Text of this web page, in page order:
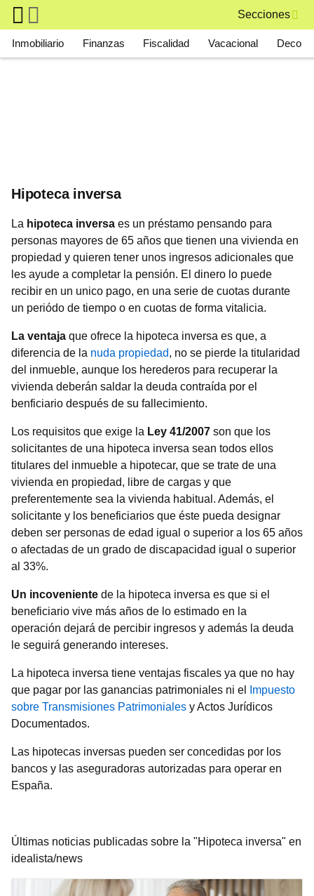
Skip to main content
Secciones
Main navigation
Inmobiliario Finanzas Fiscalidad Vacacional Deco
Hipoteca inversa
La hipoteca inversa es un préstamo pensando para
personas mayores de 65 años que tienen una vivienda en
propiedad y quieren tener unos ingresos adicionales que
les ayude a completar la pensión. El dinero lo puede
recibir en un unico pago, en una serie de cuotas durante
un periódo de tiempo o en cuotas de forma vitalicia.
La ventaja que ofrece la hipoteca inversa es que, a
diferencia de la nuda propiedad, no se pierde la titularidad
del inmueble, aunque los herederos para recuperar la
vivienda deberán saldar la deuda contraída por el
benficiario después de su fallecimiento.
Los requisitos que exige la Ley 41/2007 son que los
solicitantes de una hipoteca inversa sean todos ellos
titulares del inmueble a hipotecar, que se trate de una
vivienda en propiedad, libre de cargas y que
preferentemente sea la vivienda habitual. Además, el
solicitante y los beneficiarios que éste pueda designar
deben ser personas de edad igual o superior a los 65 años
o afectadas de un grado de discapacidad igual o superior
al 33%.
Un incoveniente de la hipoteca inversa es que si el
beneficiario vive más años de lo estimado en la
operación dejará de percibir ingresos y además la deuda
le seguirá generando intereses.
La hipoteca inversa tiene ventajas fiscales ya que no hay
que pagar por las ganancias patrimoniales ni el
Impuesto
sobre Transmisiones Patrimoniales y Actos Jurídicos
Documentados.
Las hipotecas inversas pueden ser concedidas por los
bancos y las aseguradoras autorizadas para operar en
España.
Últimas noticias publicadas sobre la "Hipoteca inversa" en
idealista/news